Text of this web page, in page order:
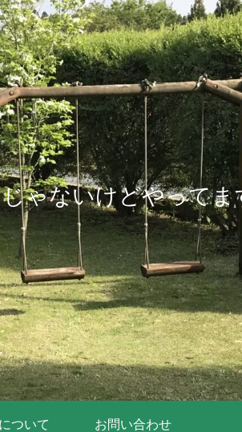
ゃないけどやってま
ついて お問い合わせ